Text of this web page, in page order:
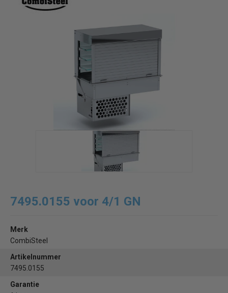
7495.0155 voor 4/1 GN
Merk
CombiSteel
Artikelnummer
7495.0155
Garantie